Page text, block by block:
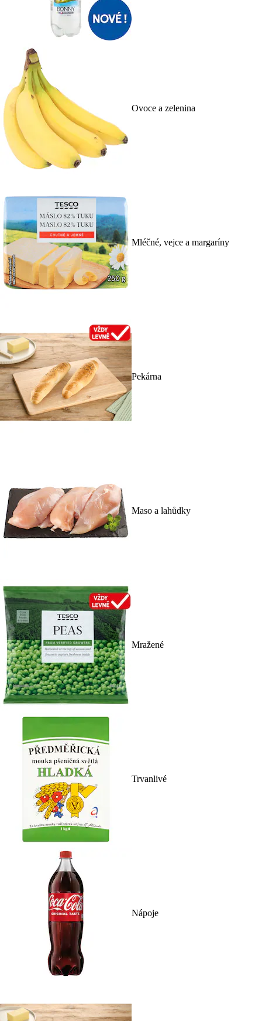
Ovoce a zelenina
Mléčné, vejce a margaríny
Pekárna
Maso a lahůdky
Mražené
Trvanlivé
Nápoje